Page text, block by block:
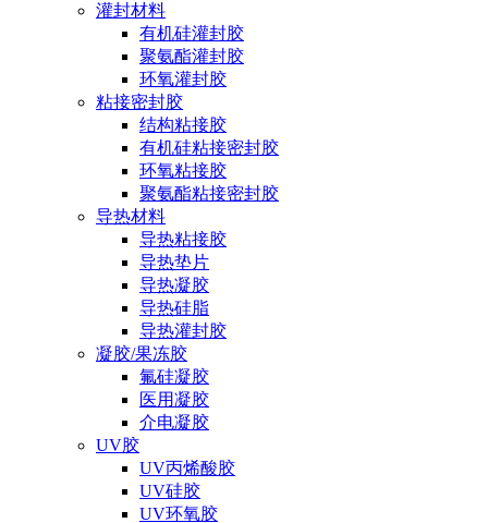
灌封材料
有机硅灌封胶
聚氨酯灌封胶
环氧灌封胶
粘接密封胶
结构粘接胶
有机硅粘接密封胶
环氧粘接胶
聚氨酯粘接密封胶
导热材料
导热粘接胶
导热垫片
导热凝胶
导热硅脂
导热灌封胶
凝胶/果冻胶
氟硅凝胶
医用凝胶
介电凝胶
UV胶
UV丙烯酸胶
UV硅胶
UV环氧胶